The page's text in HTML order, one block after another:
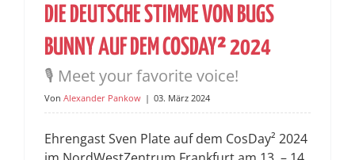
DIE DEUTSCHE STIMME VON BUGS
BUNNY AUF DEM COSDAY² 2024
🎙️ Meet your favorite voice!
Von Alexander Pankow | 03. März 2024
Ehrengast Sven Plate auf dem CosDay² 2024